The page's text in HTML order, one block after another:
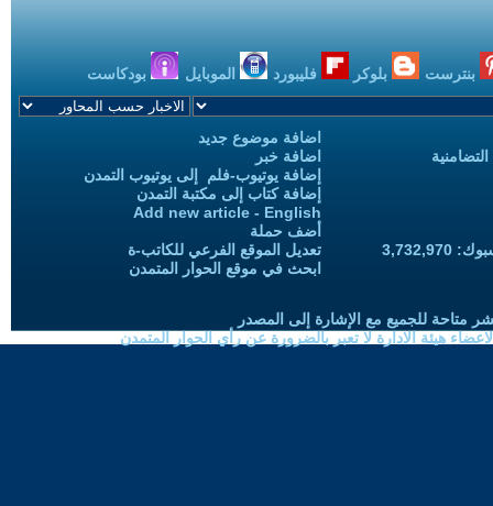
بنترست بلوكر فليبورد الموبايل بودكاست
اضافة موضوع جديد
اضافة خبر
إضافة يوتيوب-فلم إلى يوتيوب التمدن
إضافة كتاب إلى مكتبة التمدن
Add new article - English
أضف حملة
تعديل الموقع الفرعي للكاتب-ة
ابحث في موقع الحوار المتمدن
متاحة للجميع مع الإشارة إلى المصدر
هيئة الادارة لا تعبر بالضرورة عن رأي الحوار المتمدن